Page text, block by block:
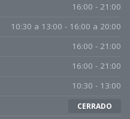
16:00 - 21:00
10:30 a 13:00 - 16:00 a 20:00
16:00 - 21:00
16:00 - 21:00
10:30 - 13:00
CERRADO